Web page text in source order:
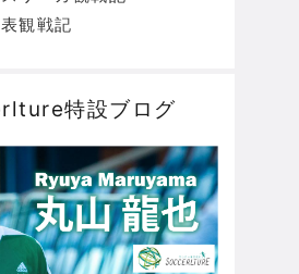
観戦記
特設ブログ